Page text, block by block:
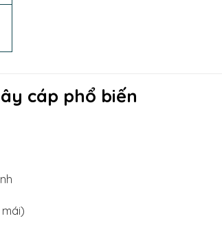
cáp phổ biến